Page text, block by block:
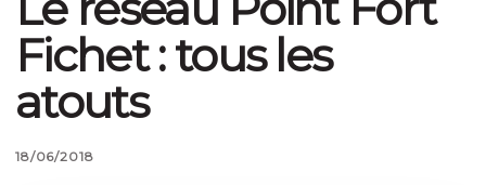
Fichet : tous les
atouts
18/06/2018